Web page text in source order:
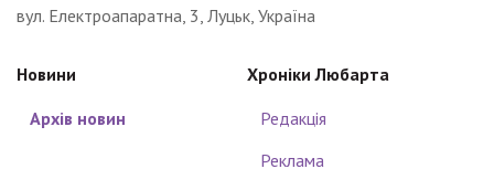
вул. Електроапаратна, 3, Луцьк, Україна
Новини
Архів новин
Хроніки Любарта
Редакція
Реклама